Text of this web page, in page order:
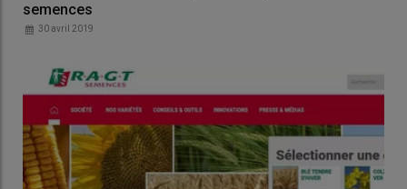
semences
30 avril 2019